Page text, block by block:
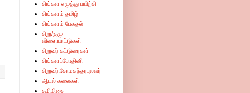
சிங்கள எழுத்து பயிற்சி
சிங்களம் தமிழ்
சிங்களம் பேசுதல்
சிறு/குழு
விளையாட்டுகள்
சிறுவர் கட்டுரைகள்
சிங்களப்போதினி
சிறுவர்.சோமசுந்தரபுலவர்
ஆடல் கலைகள்
தமிழிசை